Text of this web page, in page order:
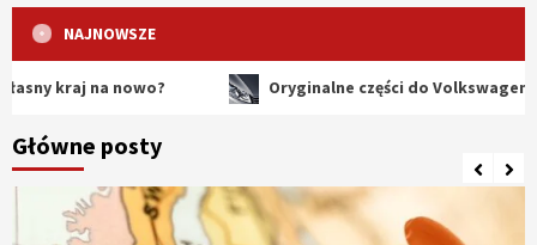
NAJNOWSZE
na nowo? Oryginalne części do Volkswagena –
Główne posty